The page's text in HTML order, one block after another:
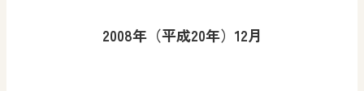
2008年（平成20年）12月